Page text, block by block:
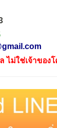
ไม่ใช่เจ้าของ